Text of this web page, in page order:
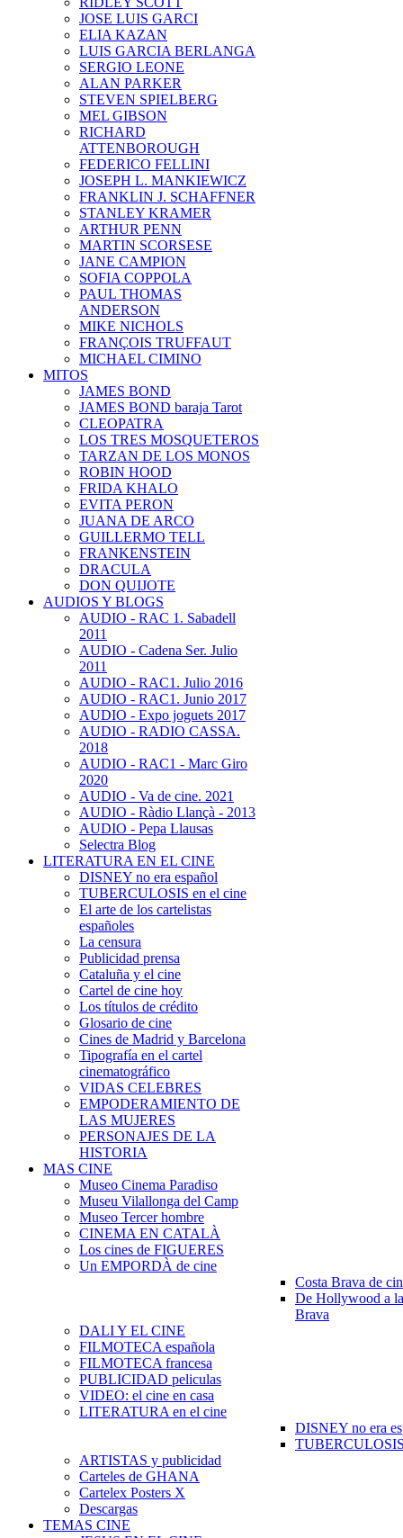
JOSE LUIS GARCI
ELIA KAZAN
LUIS GARCIA BERLANGA
SERGIO LEONE
ALAN PARKER
STEVEN SPIELBERG
MEL GIBSON
RICHARD
ATTENBOROUGH
FEDERICO FELLINI
JOSEPH L. MANKIEWICZ
FRANKLIN J. SCHAFFNER
STANLEY KRAMER
ARTHUR PENN
MARTIN SCORSESE
JANE CAMPION
SOFIA COPPOLA
PAUL THOMAS
ANDERSON
MIKE NICHOLS
FRANÇOIS TRUFFAUT
MICHAEL CIMINO
MITOS
JAMES BOND
JAMES BOND baraja Tarot
CLEOPATRA
LOS TRES MOSQUETEROS
TARZAN DE LOS MONOS
ROBIN HOOD
FRIDA KHALO
EVITA PERON
JUANA DE ARCO
GUILLERMO TELL
FRANKENSTEIN
DRACULA
DON QUIJOTE
AUDIOS Y BLOGS
AUDIO - RAC 1. Sabadell
2011
AUDIO - Cadena Ser. Julio
2011
AUDIO - RAC1. Julio 2016
AUDIO - RAC1. Junio 2017
AUDIO - Expo joguets 2017
AUDIO - RADIO CASSA.
2018
AUDIO - RAC1 - Marc Giro
2020
AUDIO - Va de cine. 2021
AUDIO - Ràdio Llançà - 2013
AUDIO - Pepa Llausas
Selectra Blog
LITERATURA EN EL CINE
DISNEY no era español
TUBERCULOSIS en el cine
El arte de los cartelistas
españoles
La censura
Publicidad prensa
Cataluña y el cine
Cartel de cine hoy
Los títulos de crédito
Glosario de cine
Cines de Madrid y Barcelona
Tipografía en el cartel
cinematográfico
VIDAS CELEBRES
EMPODERAMIENTO DE
LAS MUJERES
PERSONAJES DE LA
HISTORIA
MAS CINE
Museo Cinema Paradiso
Museu Vilallonga del Camp
Museo Tercer hombre
CINEMA EN CATALÀ
Los cines de FIGUERES
Un EMPORDÀ de cine
Costa Brava de
De Hollywood a
Brava
DALI Y EL CINE
FILMOTECA española
FILMOTECA francesa
PUBLICIDAD peliculas
VIDEO: el cine en casa
LITERATURA en el cine
DISNEY no era
ARTISTAS y publicidad
Carteles de GHANA
Cartelex Posters X
Descargas
TEMAS CINE